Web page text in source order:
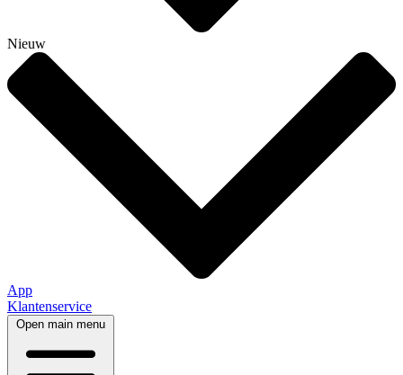
Nieuw
App
Klantenservice
Open main menu